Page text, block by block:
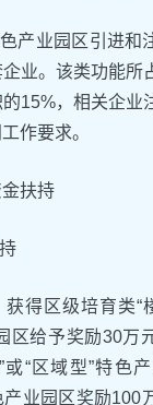
产业园区引进和
业。该类功能所
15%，相关企业
作要求。
金扶持
得区级培育类“
区给予奖励30万
或“区域型”特色
业园区奖励100